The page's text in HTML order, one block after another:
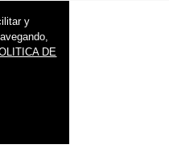
y
DE